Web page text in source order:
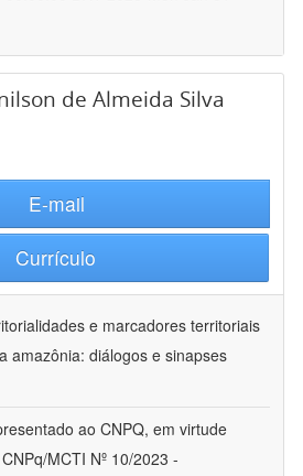
de Almeida Silva
E-mail
Currículo
e marcadores territoriais
amazônia: diálogos e sinapses
ao CNPQ, em virtude
MCTI Nº 10/2023 -